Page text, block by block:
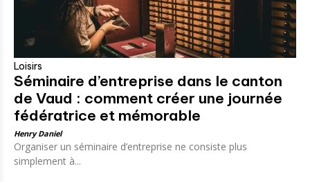
Loisirs
Séminaire d’entreprise dans le canton
de Vaud : comment créer une journée
fédératrice et mémorable
Henry Daniel
Organiser un séminaire d’entreprise ne consiste plus
simplement à...